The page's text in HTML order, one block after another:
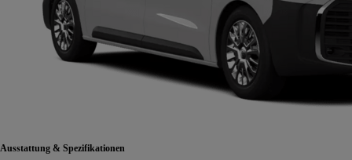
Ausstattung & Spezifikationen